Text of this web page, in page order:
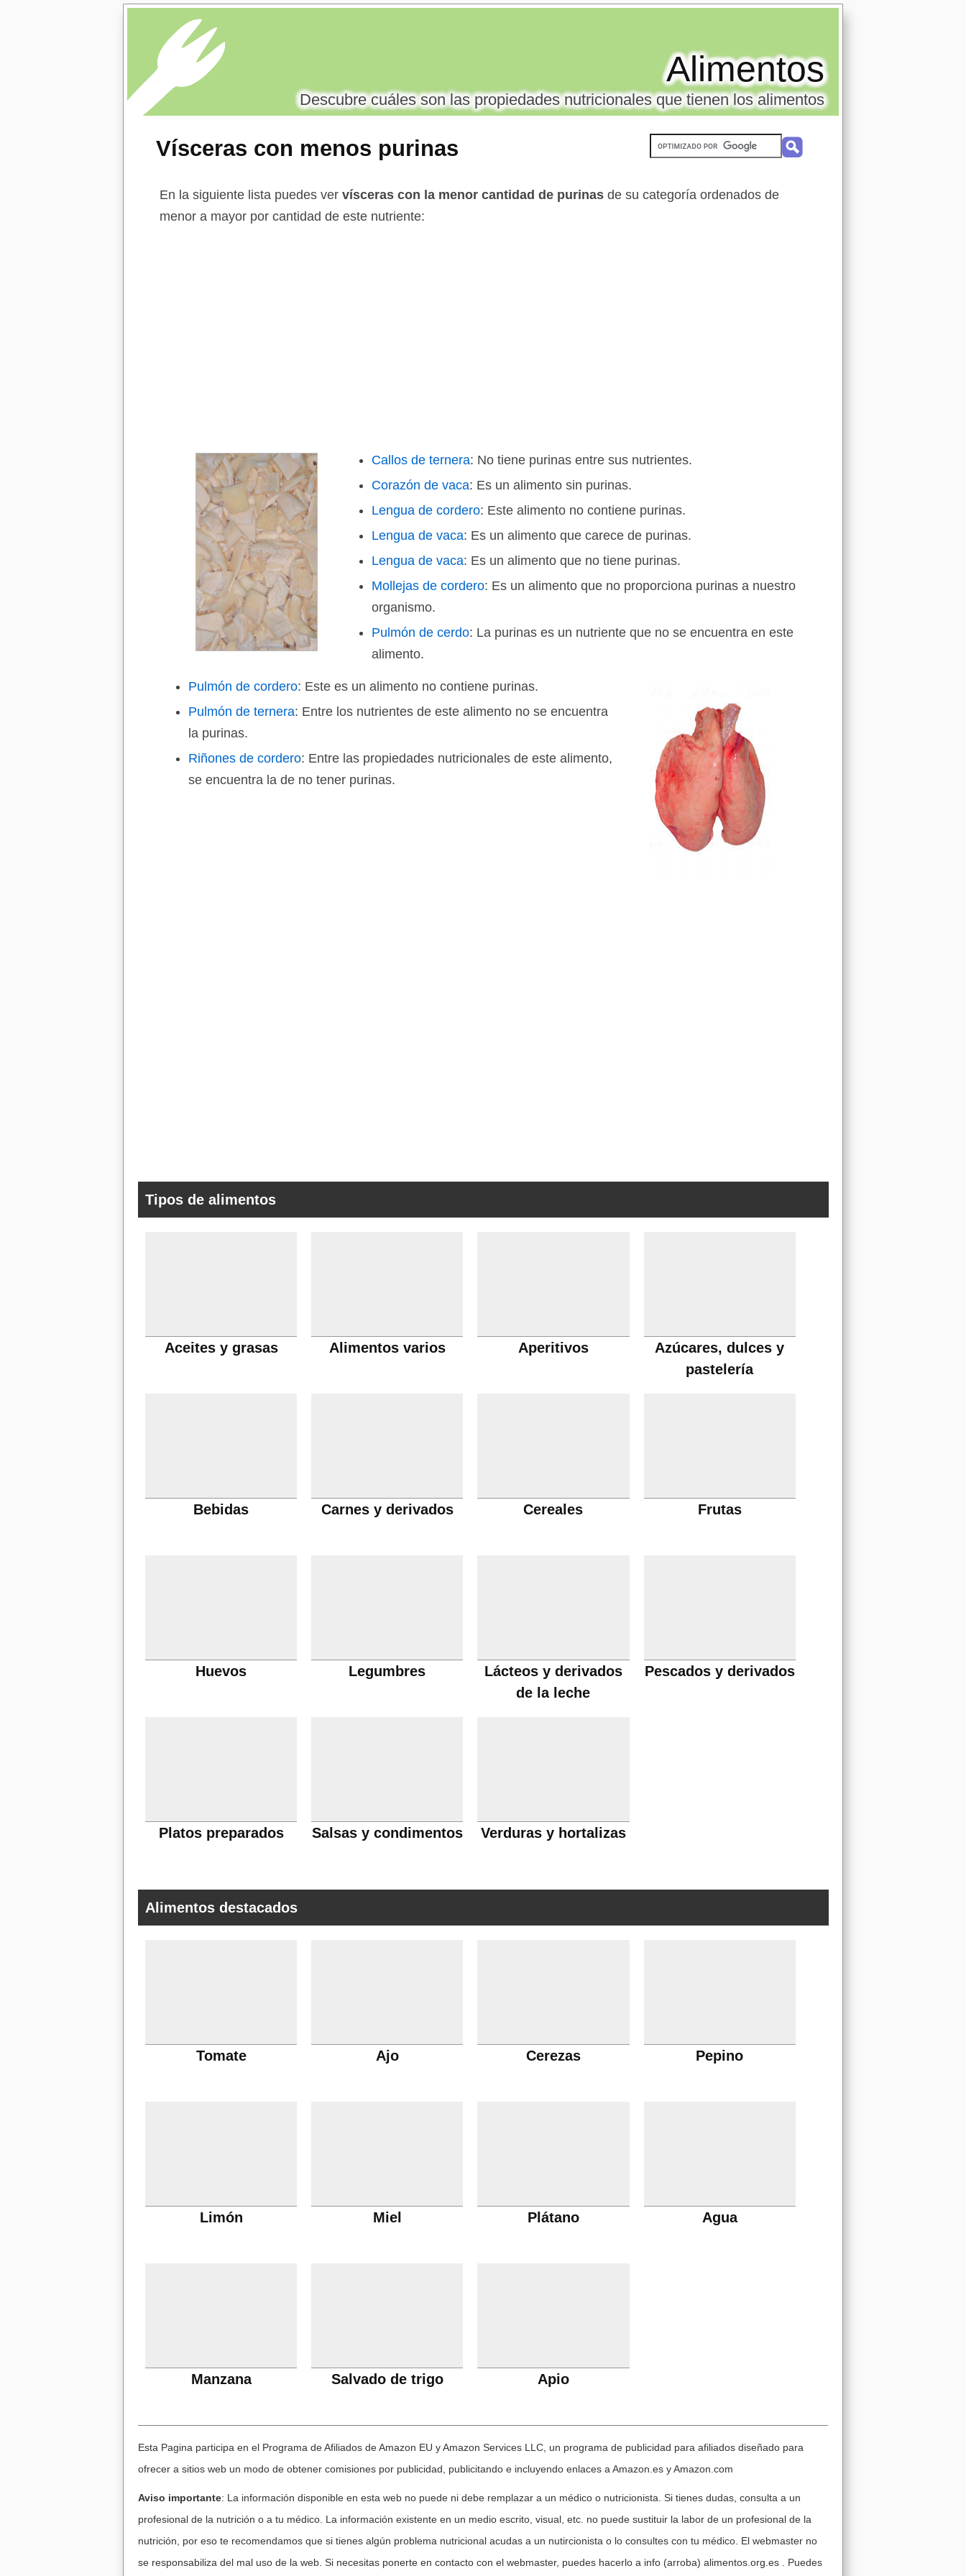
Vísceras con menos purinas
Alimentos
Descubre cuáles son las propiedades nutricionales que tienen los alimentos
En la siguiente lista puedes ver vísceras con la menor cantidad de purinas de su categoría ordenados de
menor a mayor por cantidad de este nutriente:
Callos de ternera: No tiene purinas entre sus nutrientes.
Corazón de vaca: Es un alimento sin purinas.
Lengua de cordero: Este alimento no contiene purinas.
Lengua de vaca: Es un alimento que carece de purinas.
Lengua de vaca: Es un alimento que no tiene purinas.
Mollejas de cordero: Es un alimento que no proporciona purinas a nuestro
organismo.
Pulmón de cerdo: La purinas es un nutriente que no se encuentra en este
alimento.
Pulmón de cordero: Este es un alimento no contiene purinas.
Pulmón de ternera: Entre los nutrientes de este alimento no se encuentra
la purinas.
Riñones de cordero: Entre las propiedades nutricionales de este alimento,
se encuentra la de no tener purinas.
Tipos de alimentos
Aceites y grasas Alimentos varios Aperitivos
Azúcares, dulces y
pastelería
Bebidas Carnes y derivados Cereales Frutas
Huevos Legumbres
Lácteos y derivados
de la leche
Pescados y derivados
Platos preparados Salsas y condimentos Verduras y hortalizas
Alimentos destacados
Tomate Ajo Cerezas Pepino
Limón Miel Plátano Agua
Manzana Salvado de trigo Apio
Esta Pagina participa en el Programa de Afiliados de Amazon EU y Amazon Services LLC, un programa de publicidad para afiliados diseñado para
ofrecer a sitios web un modo de obtener comisiones por publicidad, publicitando e incluyendo enlaces a Amazon.es y Amazon.com
Aviso importante: La información disponible en esta web no puede ni debe remplazar a un médico o nutricionista. Si tienes dudas, consulta a un
profesional de la nutrición o a tu médico. La información existente en un medio escrito, visual, etc. no puede sustituir la labor de un profesional de la
nutrición, por eso te recomendamos que si tienes algún problema nutricional acudas a un nutircionista o lo consultes con tu médico. El webmaster no
se responsabiliza del mal uso de la web. Si necesitas ponerte en contacto con el webmaster, puedes hacerlo a info (arroba) alimentos.org.es . Puedes